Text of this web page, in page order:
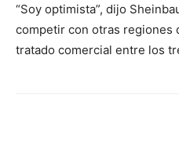
“Soy optimista”, dijo
competir con otras regiones
tratado comercial entre los